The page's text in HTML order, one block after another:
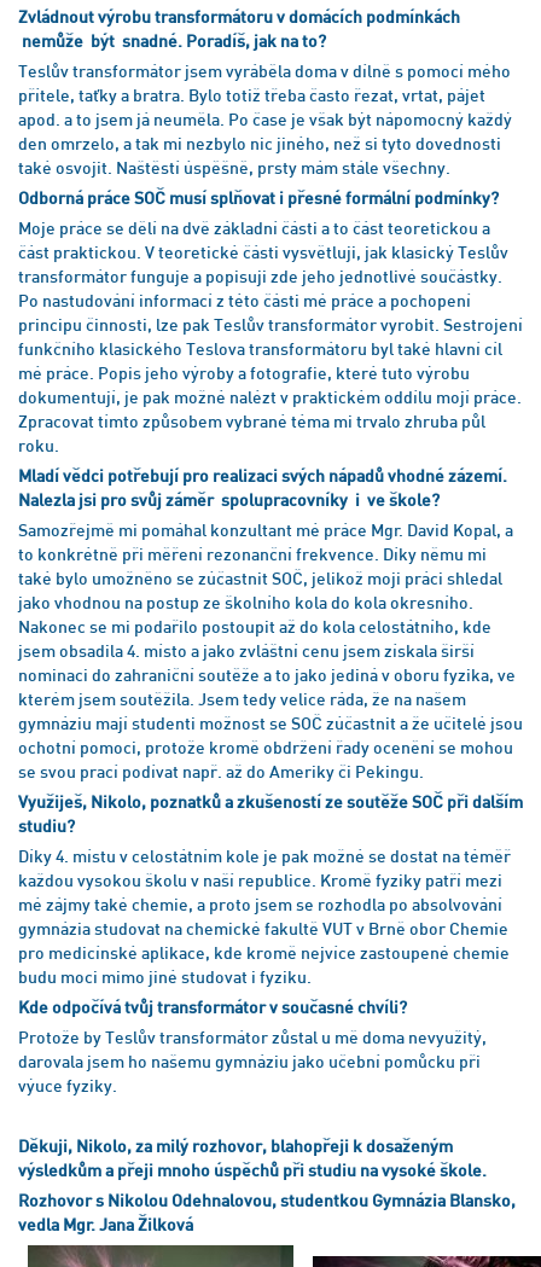
Zvládnout výrobu transformátoru v domácích podmínkách
nemůže být snadné. Poradíš, jak na to?
Teslův transformátor jsem vyráběla doma v dílně s pomocí mého
přítele, taťky a bratra. Bylo totiž třeba často řezat, vrtat, pájet
apod. a to jsem já neuměla. Po čase je však být nápomocný každý
den omrzelo, a tak mi nezbylo nic jiného, než si tyto dovednosti
také osvojit. Naštěstí úspěšně, prsty mám stále všechny.
Odborná práce SOČ musí splňovat i přesné formální podmínky?
Moje práce se dělí na dvě základní části a to část teoretickou a
část praktickou. V teoretické části vysvětluji, jak klasický Teslův
transformátor funguje a popisuji zde jeho jednotlivé součástky.
Po nastudování informací z této části mé práce a pochopení
principu činnosti, lze pak Teslův transformátor vyrobit. Sestrojení
funkčního klasického Teslova transformátoru byl také hlavní cíl
mé práce. Popis jeho výroby a fotografie, které tuto výrobu
dokumentují, je pak možné nalézt v praktickém oddílu mojí práce.
Zpracovat tímto způsobem vybrané téma mi trvalo zhruba půl
roku.
Mladí vědci potřebují pro realizaci svých nápadů vhodné zázemí.
Nalezla jsi pro svůj záměr spolupracovníky i ve škole?
Samozřejmě mi pomáhal konzultant mé práce Mgr. David Kopal, a
to konkrétně při měření rezonanční frekvence. Díky němu mi
také bylo umožněno se zúčastnit SOČ, jelikož moji práci shledal
jako vhodnou na postup ze školního kola do kola okresního.
Nakonec se mi podařilo postoupit až do kola celostátního, kde
jsem obsadila 4. místo a jako zvláštní cenu jsem získala širší
nominaci do zahraniční soutěže a to jako jediná v oboru fyzika, ve
kterém jsem soutěžila. Jsem tedy velice ráda, že na našem
gymnáziu mají studenti možnost se SOČ zúčastnit a že učitelé jsou
ochotní pomoci, protože kromě obdržení řady ocenění se mohou
se svou prací podívat např. až do Ameriky či Pekingu.
Využiješ, Nikolo, poznatků a zkušeností ze soutěže SOČ při dalším
studiu?
Díky 4. místu v celostátním kole je pak možné se dostat na téměř
každou vysokou školu v naší republice. Kromě fyziky patří mezi
mé zájmy také chemie, a proto jsem se rozhodla po absolvování
gymnázia studovat na chemické fakultě VUT v Brně obor Chemie
pro medicínské aplikace, kde kromě nejvíce zastoupené chemie
budu moci mimo jiné studovat i fyziku.
Kde odpočívá tvůj transformátor v současné chvíli?
Protože by Teslův transformátor zůstal u mě doma nevyužitý,
darovala jsem ho našemu gymnáziu jako učební pomůcku při
výuce fyziky.
Děkuji, Nikolo, za milý rozhovor, blahopřeji k dosaženým
výsledkům a přeji mnoho úspěchů při studiu na vysoké škole.
Rozhovor s Nikolou Odehnalovou, studentkou Gymnázia Blansko,
vedla Mgr. Jana Žilková